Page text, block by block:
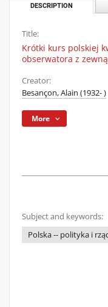
DESCRIPTION
Title:
Krótki kurs polskiej
obserwatora z
Creator:
Besançon, Alain (1932- )
More
Subject and keywords:
Polska -- polityka i